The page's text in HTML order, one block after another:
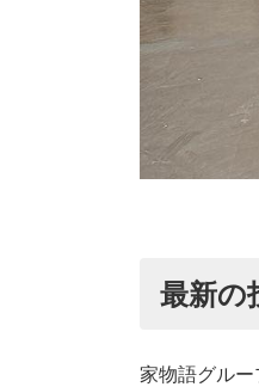
最新の
家物語グル